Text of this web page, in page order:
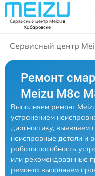
Сервисный центр Meizuв
Хабаровске
Сервисный центр
Ремонт
Meizu M8c
Выполняем ремонт
устранением
диагностику, выявляем
неисправные детали и
работоспособность
или рекомендованные
ремонта выполняем